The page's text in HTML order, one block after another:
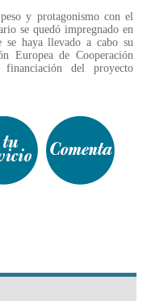
y protagonismo con el
se quedó impregnado en
se haya llevado a cabo su
Europea de Cooperación
del proyecto